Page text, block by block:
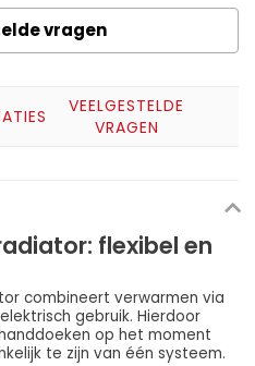
vragen
VEELGESTELDE
VRAGEN
flexibel en
combineert verwarmen via
gebruik. Hierdoor
op het moment
te zijn van één systeem.